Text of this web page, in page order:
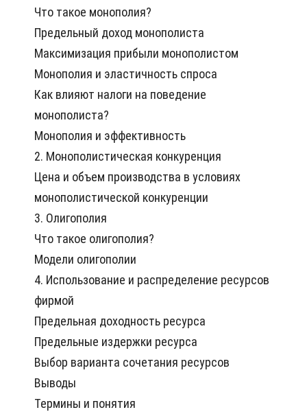
Что такое монополия?
Предельный доход монополиста
Максимизация прибыли монополистом
Монополия и эластичность спроса
Как влияют налоги на поведение
монополиста?
Монополия и эффективность
2. Монополистическая конкуренция
Цена и объем производства в условиях
монополистической конкуренции
3. Олигополия
Что такое олигополия?
Модели олигополии
4. Использование и распределение ресурсов
фирмой
Предельная доходность ресурса
Предельные издержки ресурса
Выбор варианта сочетания ресурсов
Выводы
Термины и понятия